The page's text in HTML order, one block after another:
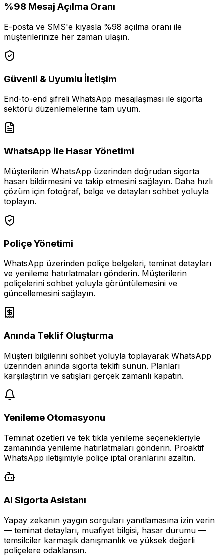
%98 Mesaj Açılma Oranı
E-posta ve SMS'e kıyasla %98 açılma oranı ile
müşterilerinize her zaman ulaşın.
Güvenli & Uyumlu İletişim
End-to-end şifreli WhatsApp mesajlaşması ile sigorta
sektörü düzenlemelerine tam uyum.
WhatsApp ile Hasar Yönetimi
Müşterilerin WhatsApp üzerinden doğrudan sigorta
hasarı bildirmesini ve takip etmesini sağlayın. Daha hızlı
çözüm için fotoğraf, belge ve detayları sohbet yoluyla
toplayın.
Poliçe Yönetimi
WhatsApp üzerinden poliçe belgeleri, teminat detayları
ve yenileme hatırlatmaları gönderin. Müşterilerin
poliçelerini sohbet yoluyla görüntülemesini ve
güncellemesini sağlayın.
Anında Teklif Oluşturma
Müşteri bilgilerini sohbet yoluyla toplayarak WhatsApp
üzerinden anında sigorta teklifi sunun. Planları
karşılaştırın ve satışları gerçek zamanlı kapatın.
Yenileme Otomasyonu
Teminat özetleri ve tek tıkla yenileme seçenekleriyle
zamanında yenileme hatırlatmaları gönderin. Proaktif
WhatsApp iletişimiyle poliçe iptal oranlarını azaltın.
AI Sigorta Asistanı
Yapay zekanın yaygın sorguları yanıtlamasına izin verin
— teminat detayları, muafiyet bilgisi, hasar durumu —
temsilciler karmaşık danışmanlık ve yüksek değerli
poliçelere odaklansın.